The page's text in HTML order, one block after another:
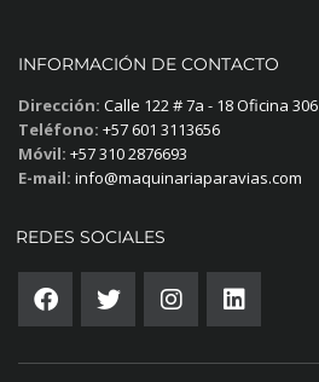
INFORMACIÓN DE CONTACTO
Dirección: Calle 122 # 7a - 18 Oficina 306
Teléfono: +57 601 3113656
Móvil: +57 310 2876693
E-mail: info@maquinariaparavias.com
REDES SOCIALES